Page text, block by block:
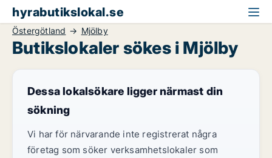
hyrabutikslokal.se
Östergötland Mjölby
Butikslokaler sökes i Mjölby
Dessa lokalsökare ligger närmast din
sökning
Vi har för närvarande inte registrerat några
företag som söker verksamhetslokaler som